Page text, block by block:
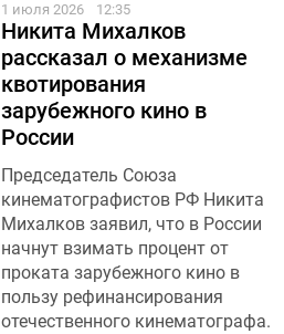
1 июля 2026 12:35
Никита Михалков
рассказал о механизме
квотирования
зарубежного кино в
России
Председатель Союза
кинематографистов РФ Никита
Михалков заявил, что в России
начнут взимать процент от
проката зарубежного кино в
пользу рефинансирования
отечественного кинематографа.